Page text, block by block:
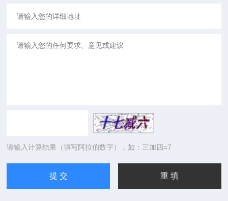
请输入计算结果（填写阿拉伯数字），如：三加四=7